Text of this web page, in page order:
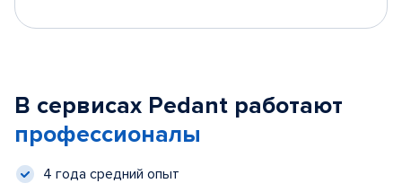
В сервисах Pedant работают
профессионалы
4 года средний опыт